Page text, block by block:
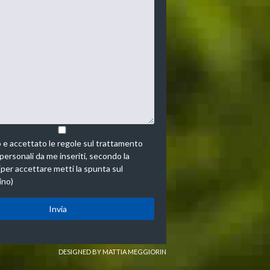
e accettato le regole sul trattamento
da me inseriti, secondo la
accettare metti la spunta sul
DESIGNED BY MATTIA MEGGIORIN